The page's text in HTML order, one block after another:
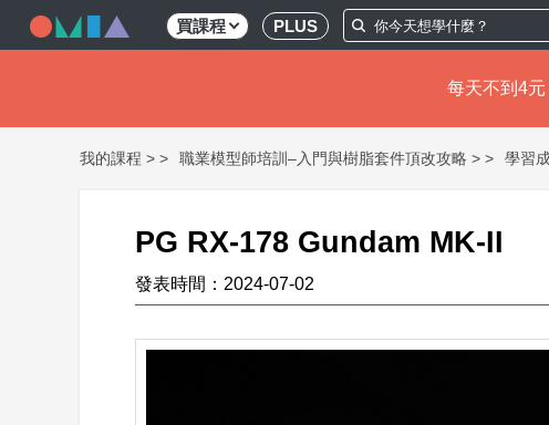
買課程 PLUS
每天不到4
我的課程 > 職業模型師培訓–入門與樹脂套件頂改攻略 > 學習
PG RX-178 Gundam MK-II
發表時間：2024-07-02